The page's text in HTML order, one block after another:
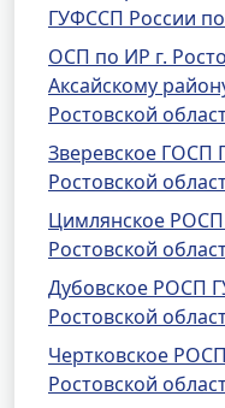
ГУФССП России
ОСП по ИР г.
Аксайскому
Ростовской
Зверевское ГОСП
Ростовской
Цимлянское
Ростовской
Дубовское РОСП
Ростовской
Чертковское
Ростовской